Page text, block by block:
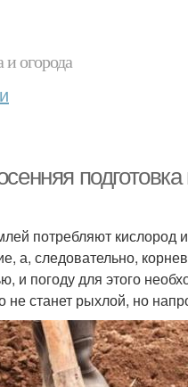
огорода
потребляют кислород
а, следовательно,
и погоду для этого
станет рыхлой, но